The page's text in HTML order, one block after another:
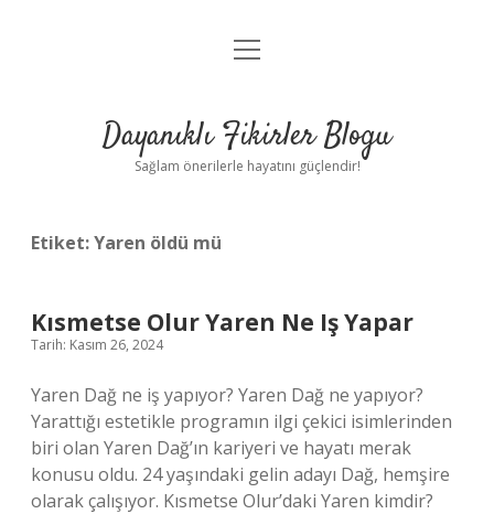
Anasayfa
Yasal Uyarı
menüyü
Dayanıklı Fikirler Blogu
Sağlam önerilerle hayatını güçlendir!
Etiket:Yaren öldü mü
Kısmetse Olur Yaren Ne Iş Yapar
Tarih: Kasım 26, 2024
Yaren Dağ ne iş yapıyor? Yaren Dağ ne yapıyor?
Yarattığı estetikle programın ilgi çekici isimlerinden
biri olan Yaren Dağ’ın kariyeri ve hayatı merak
konusu oldu. 24 yaşındaki gelin adayı Dağ, hemşire
olarak çalışıyor. Kısmetse Olur’daki Yaren kimdir?